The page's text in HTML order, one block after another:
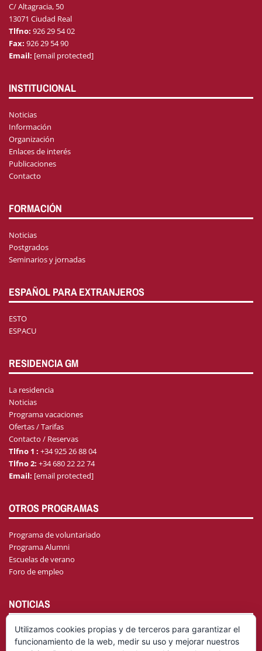
C/ Altagracia, 50
13071 Ciudad Real
Tlfno: 926 29 54 02
Fax: 926 29 54 90
Email: [email protected]
INSTITUCIONAL
Noticias
Información
Organización
Enlaces de interés
Publicaciones
Contacto
FORMACIÓN
Noticias
Postgrados
Seminarios y jornadas
ESPAÑOL PARA EXTRANJEROS
ESTO
ESPACU
RESIDENCIA GM
La residencia
Noticias
Programa vacaciones
Ofertas / Tarifas
Contacto / Reservas
Tlfno 1 : +34 925 26 88 04
Tlfno 2: +34 680 22 22 74
Email: [email protected]
OTROS PROGRAMAS
Programa de voluntariado
Programa Alumni
Escuelas de verano
Foro de empleo
NOTICIAS
Utilizamos cookies propias y de terceros para garantizar el
funcionamiento de la web, medir su uso y mejorar nuestros